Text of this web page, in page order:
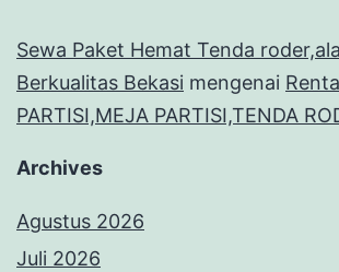
Sewa Paket Hemat Tenda
Berkualitas Bekasi mengenai
PARTISI,MEJA PARTISI,TENDA
Archives
Agustus 2026
Juli 2026